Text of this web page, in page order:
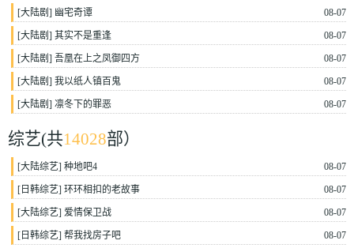
[大陆剧] 幽宅奇谭 08-07
[大陆剧]其实不是重逢 08-07
[大陆剧]吾凰在上之凤御四方 08-07
[大陆剧]我以纸人镇百鬼 08-07
[大陆剧]凛冬下的罪恶 08-07
综艺(共14028部）
[大陆综艺]种地吧4 08-07
[ 日韩综艺]环环相扣的老故事 08-07
[大陆综艺]爱情保卫战 08-07
[ 日韩综艺]帮我找房子吧 08-07